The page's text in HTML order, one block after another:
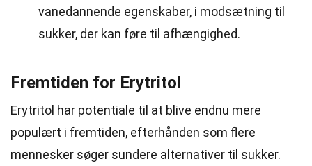
vanedannende egenskaber, i modsætning til
sukker, der kan føre til afhængighed.
Fremtiden for Erytritol
Erytritol har potentiale til at blive endnu mere
populært i fremtiden, efterhånden som flere
mennesker søger sundere alternativer til sukker.